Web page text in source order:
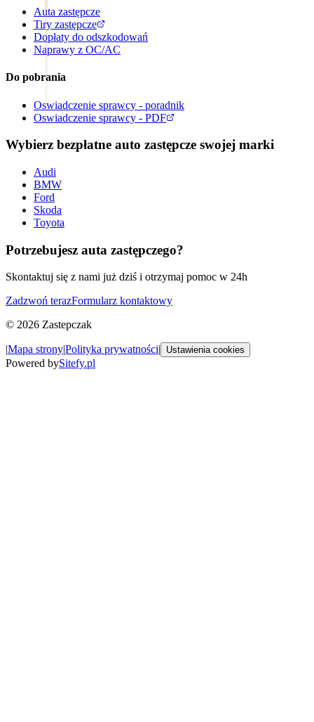
Auta zastępcze
Tiry zastępcze
Dopłaty do odszkodowań
Naprawy z OC/AC
Do pobrania
Oswiadczenie sprawcy - poradnik
Oswiadczenie sprawcy - PDF
Wybierz bezpłatne auto zastępcze swojej marki
Audi
BMW
Ford
Skoda
Toyota
Potrzebujesz auta zastępczego?
Skontaktuj się z nami już dziś i otrzymaj pomoc w 24h
Zadzwoń terazFormularz kontaktowy
© 2026 Zastepczak
Mapa stronyPolityka prywatności Ustawienia cookies
Powered bySitefy.pl